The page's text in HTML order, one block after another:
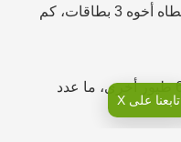
2- مع عبد العزيز 9 بطاقات تهنئة، أعطاه أخوه 3 بطاقات، كم
3- على الشجرة 5 طيور، انضم إليها 6 طيور أخرى، ما عدد
تابعنا على X